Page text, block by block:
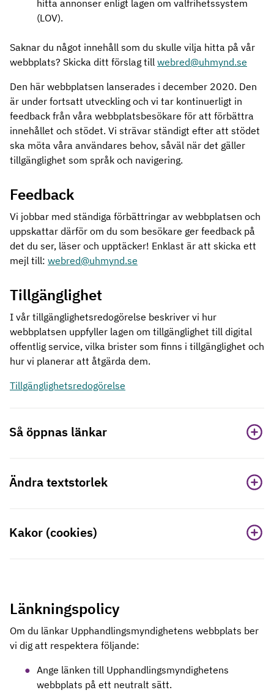
hitta annonser enligt lagen om valfrihetssystem
(LOV).
Saknar du något innehåll som du skulle vilja hitta på vår
webbplats? Skicka ditt förslag till webred@uhmynd.se
Den här webbplatsen lanserades i december 2020. Den
är under fortsatt utveckling och vi tar kontinuerligt in
feedback från våra webbplatsbesökare för att förbättra
innehållet och stödet. Vi strävar ständigt efter att stödet
ska möta våra användares behov, såväl när det gäller
tillgänglighet som språk och navigering.
Feedback
Vi jobbar med ständiga förbättringar av webbplatsen och
uppskattar därför om du som besökare ger feedback på
det du ser, läser och upptäcker! Enklast är att skicka ett
mejl till: webred@uhmynd.se
Tillgänglighet
I vår tillgänglighetsredogörelse beskriver vi hur
webbplatsen uppfyller lagen om tillgänglighet till digital
offentlig service, vilka brister som finns i tillgänglighet och
hur vi planerar att åtgärda dem.
Tillgänglighetsredogörelse
Så öppnas länkar
Ändra textstorlek
Kakor (cookies)
Länkningspolicy
Om du länkar Upphandlingsmyndighetens webbplats ber
vi dig att respektera följande:
Ange länken till Upphandlingsmyndighetens
webbplats på ett neutralt sätt.